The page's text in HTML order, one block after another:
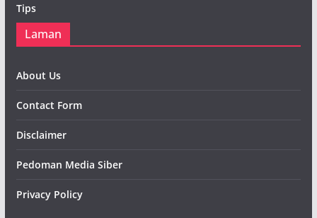
Tips
Laman
About Us
Contact Form
Disclaimer
Pedoman Media Siber
Privacy Policy